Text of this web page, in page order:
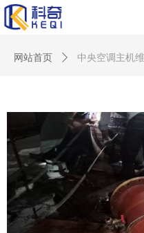
网站首页 ꄲ 中央空调主机